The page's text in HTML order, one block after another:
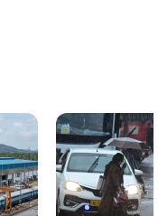
കേസ്:
മരവിപ്പിച്ചു